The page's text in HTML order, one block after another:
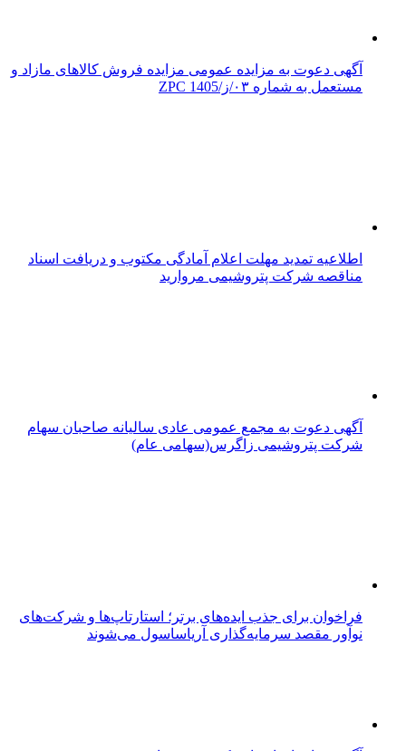
آگهی دعوت به مزایده عمومی مزایده فروش کالاهای مازاد و
مستعمل به شماره ۰۳/ز/ZPC 1405
اطلاعیه تمدید مهلت اعلام آمادگی مکتوب و دریافت اسناد
مناقصه شرکت پتروشیمی مروارید
آگهی دعوت به مجمع عمومی عادی سالیانه صاحبان سهام
شرکت پتروشیمی زاگرس(سهامی عام)
فراخوان برای جذب ایده‌های برتر؛ استارتاپ‌ها و شرکت‌های
نوآور مقصد سرما‌یه‌گذاری آریاساسول می‌شوند